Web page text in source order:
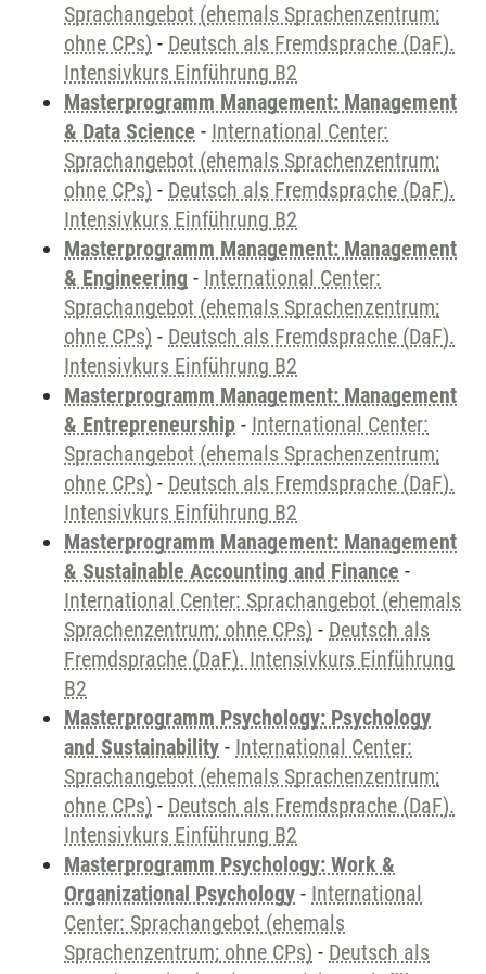
Sprachangebot (ehemals Sprachenzentrum;
ohne CPs) - Deutsch als Fremdsprache (DaF).
Intensivkurs Einführung B2
Masterprogramm Management: Management
& Data Science - International Center:
Sprachangebot (ehemals Sprachenzentrum;
ohne CPs) - Deutsch als Fremdsprache (DaF).
Intensivkurs Einführung B2
Masterprogramm Management: Management
& Engineering - International Center:
Sprachangebot (ehemals Sprachenzentrum;
ohne CPs) - Deutsch als Fremdsprache (DaF).
Intensivkurs Einführung B2
Masterprogramm Management: Management
& Entrepreneurship - International Center:
Sprachangebot (ehemals Sprachenzentrum;
ohne CPs) - Deutsch als Fremdsprache (DaF).
Intensivkurs Einführung B2
Masterprogramm Management: Management
& Sustainable Accounting and Finance -
International Center: Sprachangebot (ehemals
Sprachenzentrum; ohne CPs) - Deutsch als
Fremdsprache (DaF). Intensivkurs Einführung
B2
Masterprogramm Psychology: Psychology
and Sustainability - International Center:
Sprachangebot (ehemals Sprachenzentrum;
ohne CPs) - Deutsch als Fremdsprache (DaF).
Intensivkurs Einführung B2
Masterprogramm Psychology: Work &
Organizational Psychology - International
Center: Sprachangebot (ehemals
Sprachenzentrum; ohne CPs) - Deutsch als